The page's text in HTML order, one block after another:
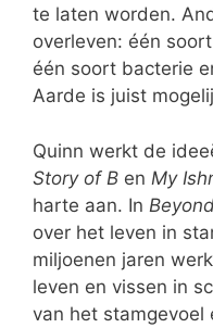
te laten worden.
overleven: één
één soort bacterie
Aarde is juist
Quinn werkt de
Story of B en My
harte aan. In
over het leven in
miljoenen jaren
leven en vissen in
van het stamgevoel